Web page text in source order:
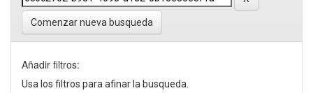
Comenzar nueva busqueda
Añadir filtros:
Usa los filtros para afinar la busqueda.